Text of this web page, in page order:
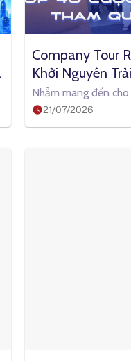
Company Tour
Khởi Nguyên
Doanh Nghiệp
21/07/2026
Nhằm mang đến
trường làm việc